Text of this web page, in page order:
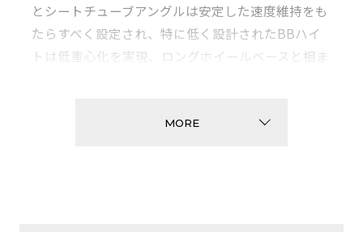
とシートチューブアングルは安定した速度維持をも
たらすべく設定され、特に低く設計されたBBハイ
トは低重心化を実現、ロングホイールベースと相ま
えてBSAタイプにすることにより出先でのトラブル
MORE